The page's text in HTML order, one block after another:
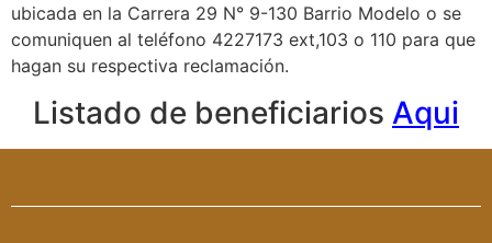
ubicada en la Carrera 29 N° 9-130 Barrio Modelo o se
comuniquen al teléfono 4227173 ext,103 o 110 para que
hagan su respectiva reclamación.
Listado de beneficiarios Aqui